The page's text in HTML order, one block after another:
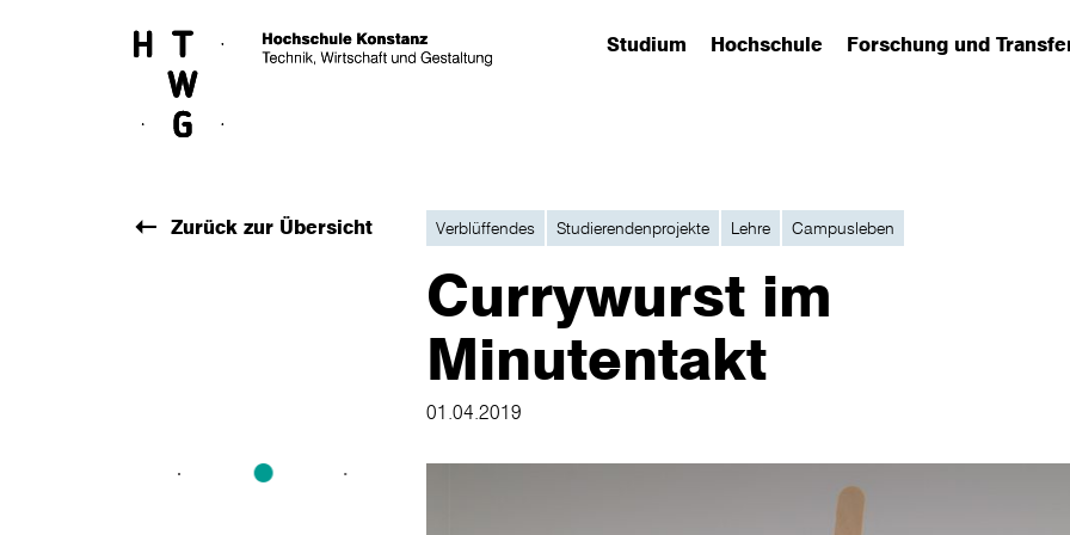
Studium
(has submenu)Hochschule
(has submenu)Forschung und
(has submenu)
Zurück zur Übersicht Verblüffendes Studierendenprojekte Lehre Campusleben
Currywurst im
Minutentakt
01.04.2019